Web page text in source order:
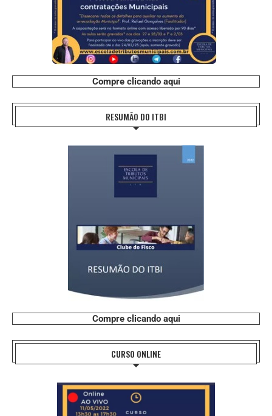
Compre clicando aqui
RESUMÃO DO ITBI
Compre clicando aqui
CURSO ONLINE